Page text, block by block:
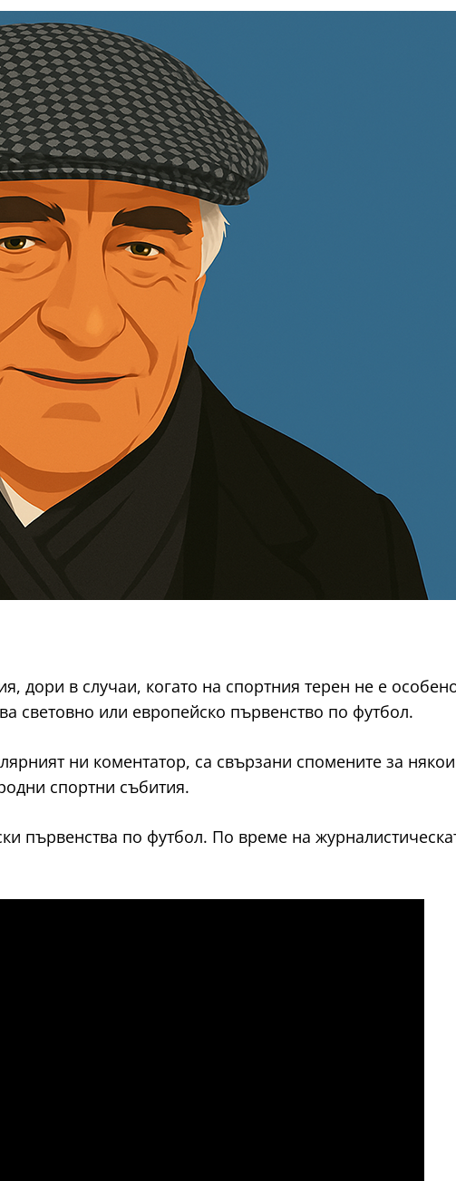
дори в случаи, когато на спортния терен не е
световно или европейско първенство по футбол.
ни коментатор, са свързани спомените за
спортни събития.
първенства по футбол. По време на